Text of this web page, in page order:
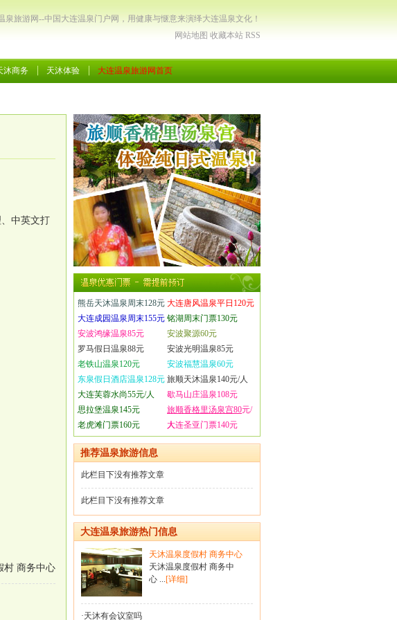
泉旅游网--中国大连温泉门户网，用健康与惬意来演绎大连温泉文化！
网站地图 收藏本站 RSS
沐商务 天沐体验 大连温泉旅游网首页
中英文打
商务中心
熊岳天沐温泉周末128元 大连唐风温泉平日120元
大连成园温泉周末155元 铭湖周末门票130元
安波鸿缘温泉85元
安波聚源60元
罗马假日温泉88元
安波光明温泉85元
老铁山温泉120元
安波福慧温泉60元
东泉假日酒店温泉128元 旅顺天沐温泉140元/人
大连芙蓉水尚55元/人
歇马山庄温泉108元
思拉堡温泉145元
旅顺香格里汤泉宫80元/
人
老虎滩门票160元 大连圣亚门票140元
推荐温泉旅游信息
此栏目下没有推荐文章
此栏目下没有推荐文章
大连温泉旅游热门信息
天沐温泉度假村 商务中心
天沐温泉度假村 商务中
心 ...[详细]
·天沐有会议室吗